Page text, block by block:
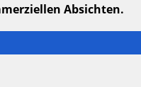
Absichten.